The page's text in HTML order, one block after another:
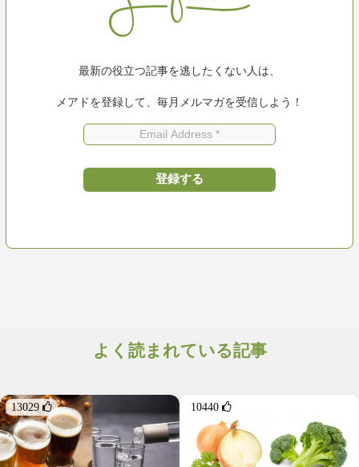
最新の役立つ記事を逃したくない人は、
メアドを登録して、毎月メルマガを受信しよう！
よく読まれている記事
13029  10440 